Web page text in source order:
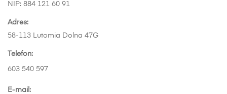
NIP: 884 121 60 91
Adres:
58-113 Lutomia Dolna 47G
Telefon:
603 540 597
E-mail: